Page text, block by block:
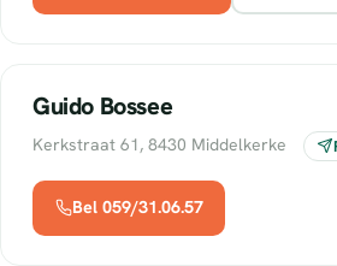
Guido Bossee
Kerkstraat 61, 8430 Middelkerke
Bel 059/31.06.57